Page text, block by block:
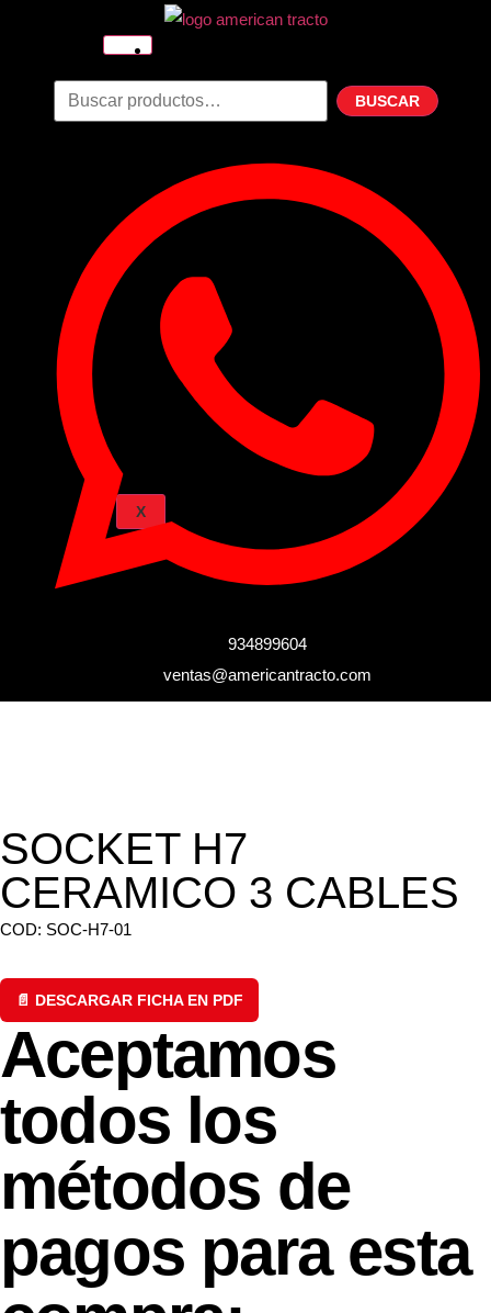
Nosotros
Productos
Refrigerante
Lubricantes
Contacto
Iniciar Sesion
Registro
Restablecer la contraseña
X
BUSCAR
934899604
ventas@americantracto.com
SOCKET H7
CERAMICO 3 CABLES
COD: SOC-H7-01
📄 DESCARGAR FICHA EN PDF
Aceptamos
todos los
métodos de
pagos para esta